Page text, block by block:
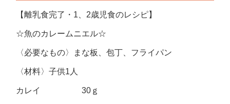
【離乳食完了・1、2歳児食のレシピ】
☆魚のカレームニエル☆
〈必要なもの〉まな板、包丁、フライパン
〈材料〉子供1人
カレイ 30ｇ